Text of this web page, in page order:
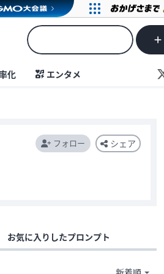
化 エンタメ
フォロー シェア
お気に入りしたプロンプト